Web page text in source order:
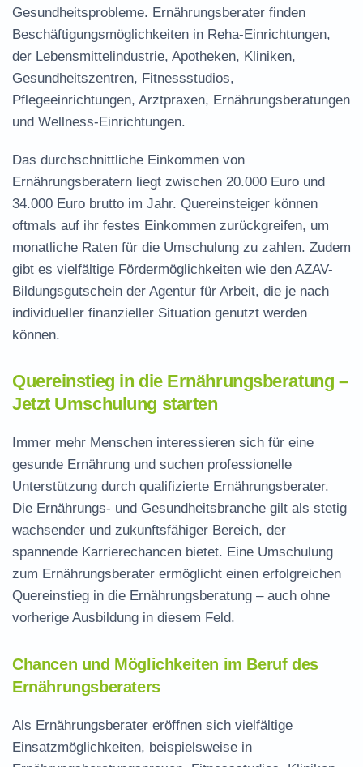
Gesundheitsprobleme. Ernährungsberater finden
Beschäftigungsmöglichkeiten in Reha-Einrichtungen,
der Lebensmittelindustrie, Apotheken, Kliniken,
Gesundheitszentren, Fitnessstudios,
Pflegeeinrichtungen, Arztpraxen, Ernährungsberatungen
und Wellness-Einrichtungen.
Das durchschnittliche Einkommen von
Ernährungsberatern liegt zwischen 20.000 Euro und
34.000 Euro brutto im Jahr. Quereinsteiger können
oftmals auf ihr festes Einkommen zurückgreifen, um
monatliche Raten für die Umschulung zu zahlen. Zudem
gibt es vielfältige Fördermöglichkeiten wie den AZAV-
Bildungsgutschein der Agentur für Arbeit, die je nach
individueller finanzieller Situation genutzt werden
können.
Quereinstieg in die Ernährungsberatung –
Jetzt Umschulung starten
Immer mehr Menschen interessieren sich für eine
gesunde Ernährung und suchen professionelle
Unterstützung durch qualifizierte Ernährungsberater.
Die Ernährungs- und Gesundheitsbranche gilt als stetig
wachsender und zukunftsfähiger Bereich, der
spannende Karrierechancen bietet. Eine Umschulung
zum Ernährungsberater ermöglicht einen erfolgreichen
Quereinstieg in die Ernährungsberatung – auch ohne
vorherige Ausbildung in diesem Feld.
Chancen und Möglichkeiten im Beruf des
Ernährungsberaters
Als Ernährungsberater eröffnen sich vielfältige
Einsatzmöglichkeiten, beispielsweise in